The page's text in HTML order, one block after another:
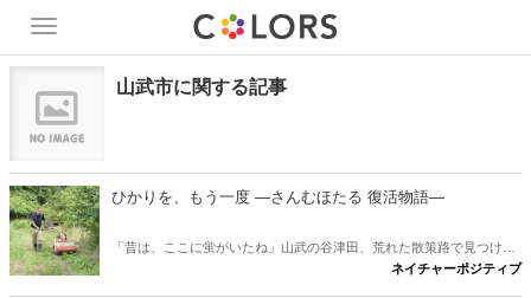
Toggle
navigation
山武市に関する記事
ひかりを、もう一度 ―さんむほたる 復活物語―
「昔は、ここに蛍がいたね」山武の谷津田、荒れた散策路で見つけ
た、たった一匹のホタル。その小さな光から、世代を越えて受け継が
ネイチャーポジティブ